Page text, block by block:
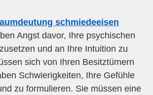
schmiedeeisen
Angst davor, Ihre psychischen
und an Ihre Intuition zu
sich von Ihren Besitztümern
Schwierigkeiten, Ihre Gefühle
zu formulieren. Sie müssen eine